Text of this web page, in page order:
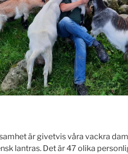
är givetvis våra vackra
lantras. Det är 47 olika